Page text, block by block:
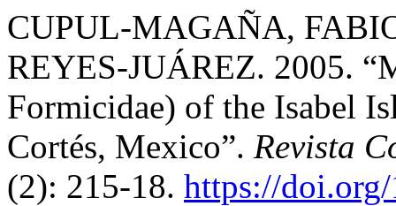
CUPUL-MAGAÑA,
REYES-JUÁREZ. 2005.
Formicidae) of the Isabel
Cortés, Mexico”. Revista
(2): 215-18. https://